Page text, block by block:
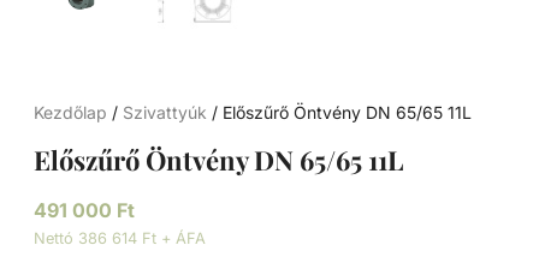
Kezdőlap / Szivattyúk / Előszűrő Öntvény DN 65/65 11L
Előszűrő Öntvény DN 65/65 11L
491 000 Ft
Nettó 386 614 Ft + ÁFA